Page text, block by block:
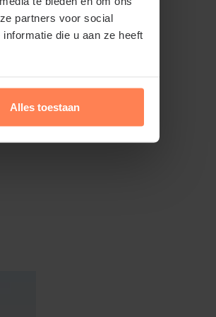
partners voor social
die u aan ze heeft
Alles toestaan